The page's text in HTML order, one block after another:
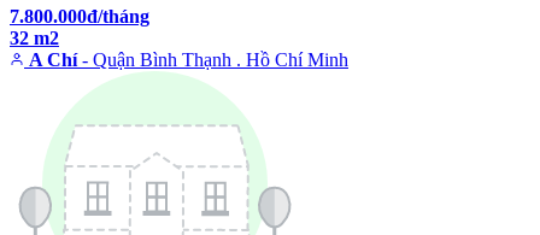
7.800.000đ/tháng
32 m2
A Chí- Quận Bình Thạnh . Hồ Chí Minh